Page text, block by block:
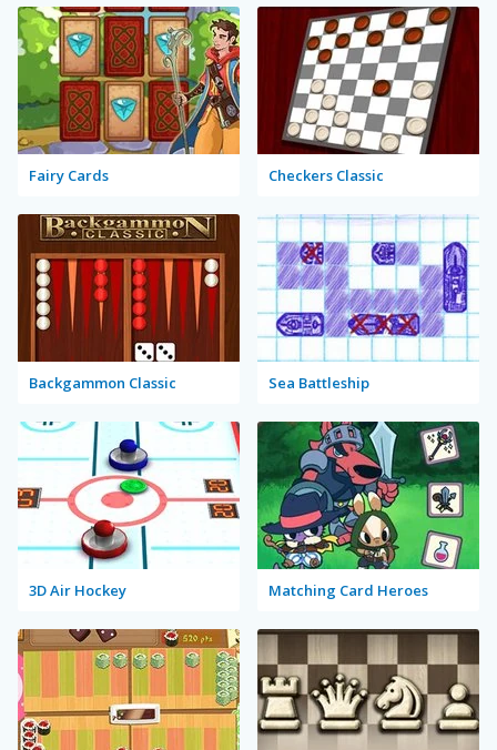
Fairy Cards Checkers Classic
Backgammon Classic Sea Battleship
3D Air Hockey Matching Card Heroes